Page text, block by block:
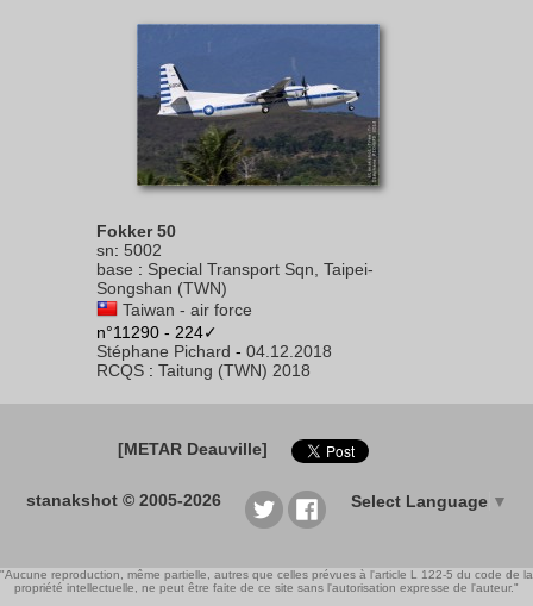
Fokker 50
sn: 5002
base : Special Transport Sqn, Taipei-
Songshan (TWN)
Taiwan - air force
n°11290 - 224✓
Stéphane Pichard - 04.12.2018
RCQS : Taitung (TWN) 2018
[METAR Deauville]
stanakshot © 2005-2026 Select Language ▼
"Aucune reproduction, même partielle, autres que celles prévues à l'article L 122-5 du code de la
propriété intellectuelle, ne peut être faite de ce site sans l'autorisation expresse de l'auteur."